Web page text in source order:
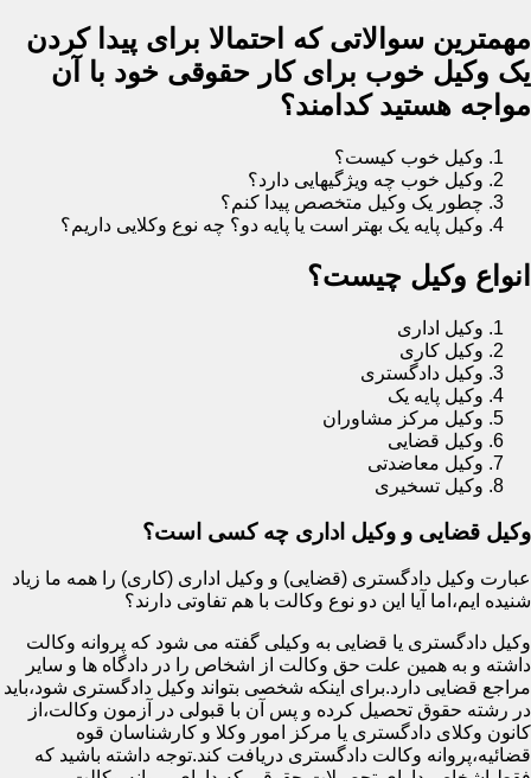
مهمترین سوالاتی که احتمالا برای پیدا کردن
یک وکیل خوب برای کار حقوقی خود با آن
مواجه هستید کدامند؟
وکیل خوب کیست؟
وکیل خوب چه ویژگیهایی دارد؟
چطور یک وکیل متخصص پیدا کنم؟
وکیل پایه یک بهتر است یا پایه دو؟ چه نوع وکلایی داریم؟
انواع وکیل چیست؟
وکیل اداری
وکیل کاری
وکیل دادگستری
وکیل پایه یک
وکیل مرکز مشاوران
وکیل قضایی
وکیل معاضدتی
وکیل تسخیری
وکیل قضایی و وکیل اداری چه کسی است؟
عبارت وکیل دادگستری (قضایی) و وکیل اداری (کاری) را همه ما زیاد
شنیده ایم،اما آیا این دو نوع وکالت با هم تفاوتی دارند؟
وکیل دادگستری یا قضایی به وکیلی گفته می شود که پروانه وکالت
داشته و به همین علت حق وکالت از اشخاص را در دادگاه ها و سایر
مراجع قضایی دارد.برای اینکه شخصی بتواند وکیل دادگستری شود،باید
در رشته حقوق تحصیل کرده و پس آن با قبولی در آزمون وکالت،از
کانون وکلای دادگستری یا مرکز امور وکلا و کارشناسان قوه
قضائیه،پروانه وکالت دادگستری دریافت کند.توجه داشته باشید که